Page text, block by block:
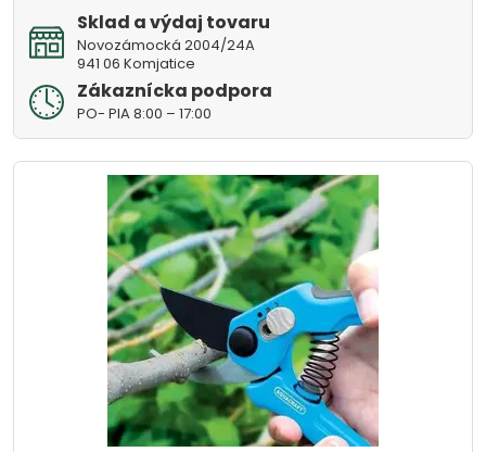
Sklad a výdaj tovaru
Novozámocká 2004/24A
941 06 Komjatice
Zákaznícka podpora
PO- PIA 8:00 – 17:00